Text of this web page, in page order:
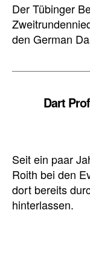
Der Tübinger
den German
Dart
Seit ein paar
Roith bei den
dort bereits
hinterlassen.